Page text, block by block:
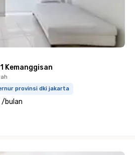
Kemanggisan
provinsi dki jakarta
/bulan